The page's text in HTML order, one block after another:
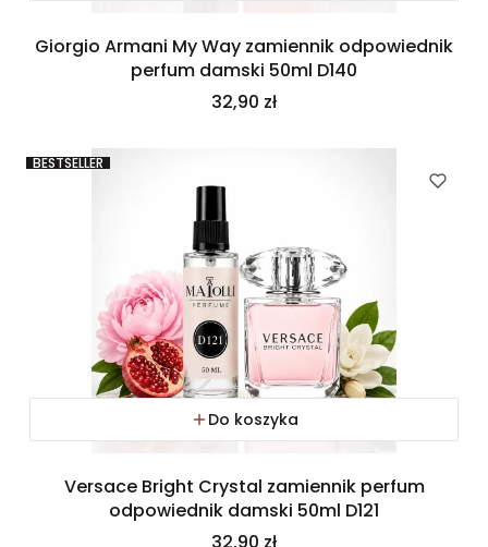
Giorgio Armani My Way zamiennik odpowiednik
perfum damski 50ml D140
Cena
32,90 zł
BESTSELLER
Do koszyka
Versace Bright Crystal zamiennik perfum
odpowiednik damski 50ml D121
Cena